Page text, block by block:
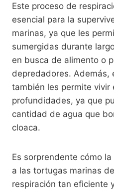
Este proceso de
esencial para la
marinas, ya que les
sumergidas durante
en busca de alimento o
depredadores. Además,
también les permite vivir
profundidades, ya que
cantidad de agua que
cloaca.
Es sorprendente cómo
a las tortugas marinas
respiración tan eficiente